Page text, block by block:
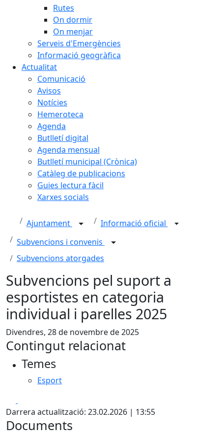
Rutes
On dormir
On menjar
Serveis d'Emergències
Informació geogràfica
Actualitat
Comunicació
Avisos
Notícies
Hemeroteca
Agenda
Butlletí digital
Agenda mensual
Butlletí municipal (Crònica)
Catàleg de publicacions
Guies lectura fàcil
Xarxes socials
Ajuntament
Informació oficial
Subvencions i convenis
Subvencions atorgades
Subvencions pel suport a
esportistes en categoria
individual i parelles 2025
Divendres, 28 de novembre de 2025
Contingut relacionat
Temes
Esport
Darrera actualització: 23.02.2026 | 13:55
Documents